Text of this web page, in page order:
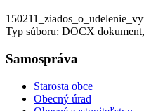
Typ súboru: DOCX
Samospráva
Starosta obce
Obecný úrad